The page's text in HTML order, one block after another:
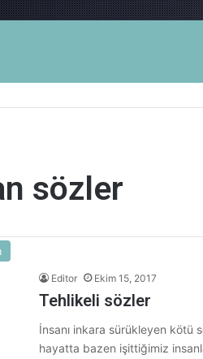
sözler
Editor Ekim 15, 2017
Tehlikeli sözler
İnsanı inkara sürükleyen kötü
hayatta bazen işittiğimiz